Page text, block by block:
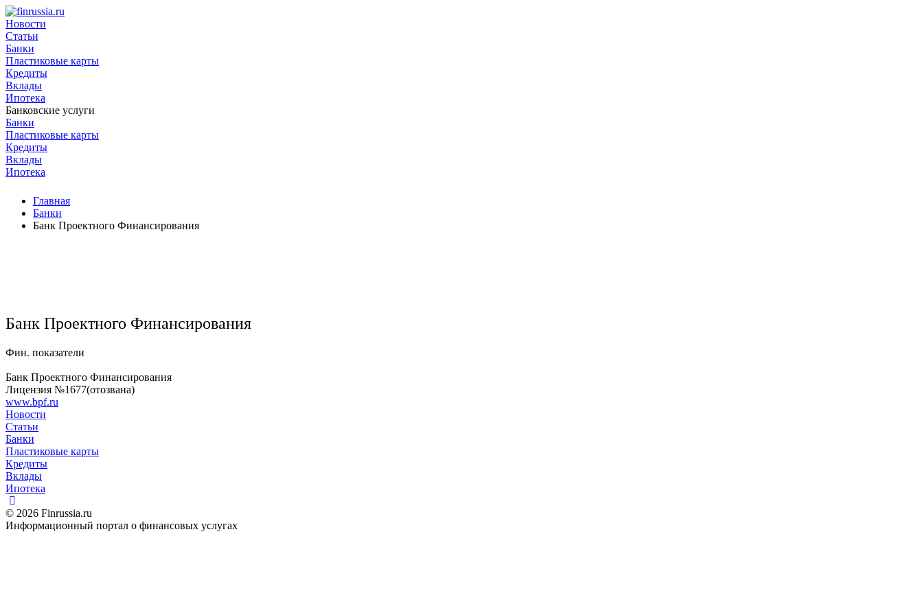
Новости
Статьи
Банки
Пластиковые карты
Кредиты
Вклады
Ипотека
Банковские услуги
Банки
Пластиковые карты
Кредиты
Вклады
Ипотека
Главная
Банки
Банк Проектного Финансирования
Банк Проектного Финансирования
Фин. показатели
Банк Проектного Финансирования
Лицензия №1677(отозвана)
www.bpf.ru
Новости
Статьи
Банки
Пластиковые карты
Кредиты
Вклады
Ипотека
© 2026 Finrussia.ru
Информационный портал о финансовых услугах